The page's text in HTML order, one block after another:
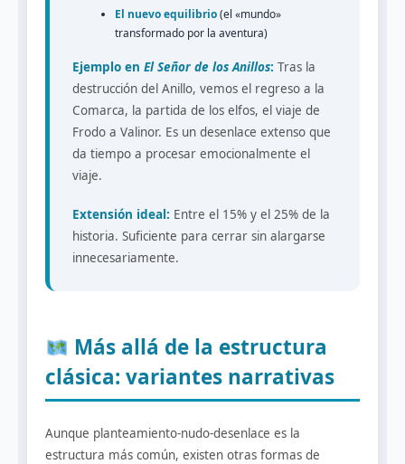
El nuevo equilibrio(el «mundo»
transformado por la aventura)
Ejemplo en El Señor de los Anillos: Tras la
destrucción del Anillo, vemos el regreso a la
Comarca, la partida de los elfos, el viaje de
Frodo a Valinor. Es un desenlace extenso que
da tiempo a procesar emocionalmente el
viaje.
Extensión ideal: Entre el 15% y el 25% de la
historia. Suficiente para cerrar sin alargarse
innecesariamente.
Más allá de la estructura
clásica: variantes narrativas
Aunque planteamiento-nudo-desenlace es la
estructura más común, existen otras formas de